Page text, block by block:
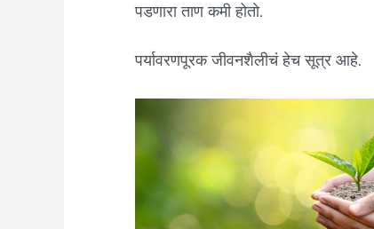
पडणारा ताण कमी होतो.
पर्यावरणपूरक जीवनशैलीचं हेच सूत्र आहे.